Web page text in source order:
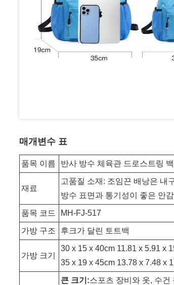
매개변수 표
품목 이름 반사 방수 체육관 드로스트링 백
재료
고품질 소재: 조임끈 배낭은 내
방수 표면과 통기성이 좋은 안
품목 코드 MH-FJ-517
가방 구조 후크가 달린 토트백
가방 크기
30 x 15 x 40cm 11.81 x 5.91 x
35 x 19 x 45cm 13.78 x 7.48 x
큰 크기:스포츠 장비와 옷, 수건